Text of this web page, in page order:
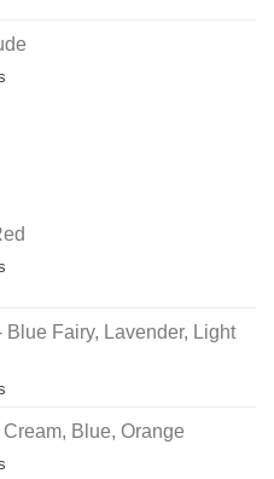
Blue Fairy, Lavender, Light
Blue, Orange